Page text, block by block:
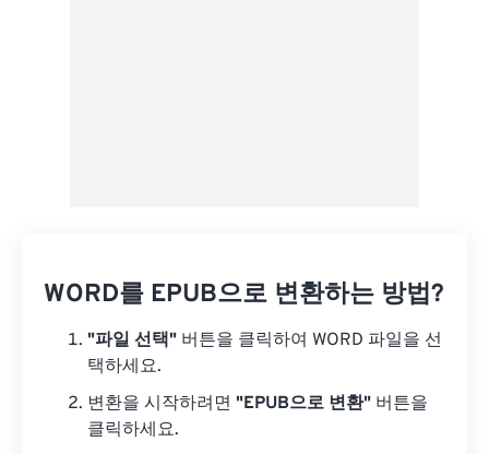
WORD를 EPUB으로 변환하는 방법?
"파일 선택" 버튼을 클릭하여 WORD 파일을 선
택하세요.
변환을 시작하려면 "EPUB으로 변환" 버튼을
클릭하세요.